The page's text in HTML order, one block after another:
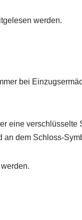
werden.
bei
eine verschlüsselte
an dem Schloss-